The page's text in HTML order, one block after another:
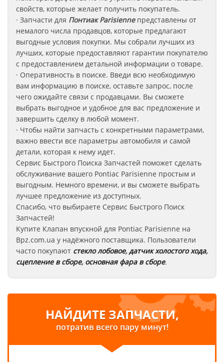
свойств, которые желает получить покупатель.
· Запчасти для Понтиак Parisienneпредставлены от
немалого числа продавцов, которые предлагают
выгодные условия покупки. Мы собрали лучших из
лучших, которые предоставляют гарантии покупателю
с предоставлением детальной информации о товаре.
· Оперативность в поиске. Введи всю необходимую
вам информацию в поиске, оставьте запрос, после
чего ожидайте связи с продавцами. Вы сможете
выбрать выгодное и удобное для вас предложение и
завершить сделку в любой момент.
· Чтобы найти запчасть с конкретными параметрами,
важно ввести все параметры автомобиля и самой
детали, которая к нему идет.
Сервис Быстрого Поиска Запчастей поможет сделать
обслуживание вашего Pontiac Parisienne простым и
выгодным. Немного времени, и вы сможете выбрать
лучшее предложение из доступных.
Спасибо, что выбираете Сервис Быстрого Поиск
Запчастей!
Купите Клапан впускной для Pontiac Parisienne на
Bpz.com.ua у надёжного поставщика. Пользователи
часто покупают стекло лобовое,датчик холостого хода,
сцепление в сборе, основная фара в сборе.
НАЙДИТЕ ЗАПЧАСТИ,
потратив всего пару минут!